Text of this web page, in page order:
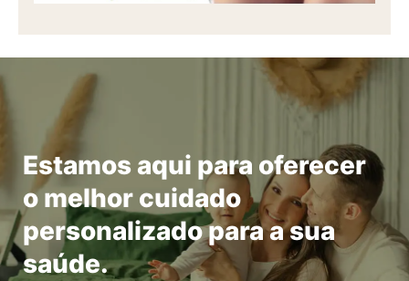
Estamos aqui para oferecer
o melhor cuidado
personalizado para a sua
saúde.